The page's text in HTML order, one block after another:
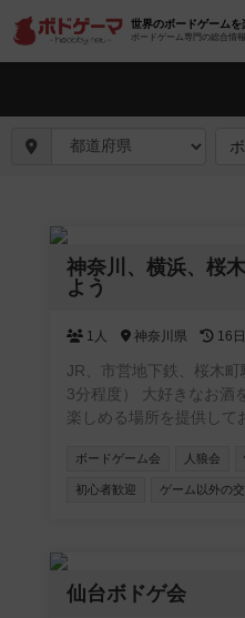
世界のボードゲームを
ボードゲーム専門の総合情
神奈川、横浜、桜
よう
1人 神奈川県 16
JR、市営地下鉄、桜木
3分程度） 大好きなお酒
楽しめる場所を提供しております。 店主がW
はできます。要するに
ードゲームのルール説明ができませ
かの人狼系、クトゥルフ
す。 ボドゲ会、、人狼会、それぞれにお酒のありなし、平日、
土日祝のカテゴリに分け
ボードゲーム会 人狼会
初心者歓迎 ゲーム以外の
仙台ボドゲ会